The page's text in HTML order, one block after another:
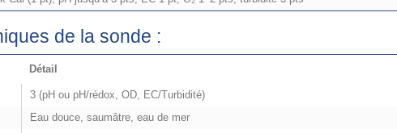
de la sonde :
Détail
3 (pH ou pH/rédox, OD, EC/Turbidité)
Eau douce, saumâtre, eau de mer